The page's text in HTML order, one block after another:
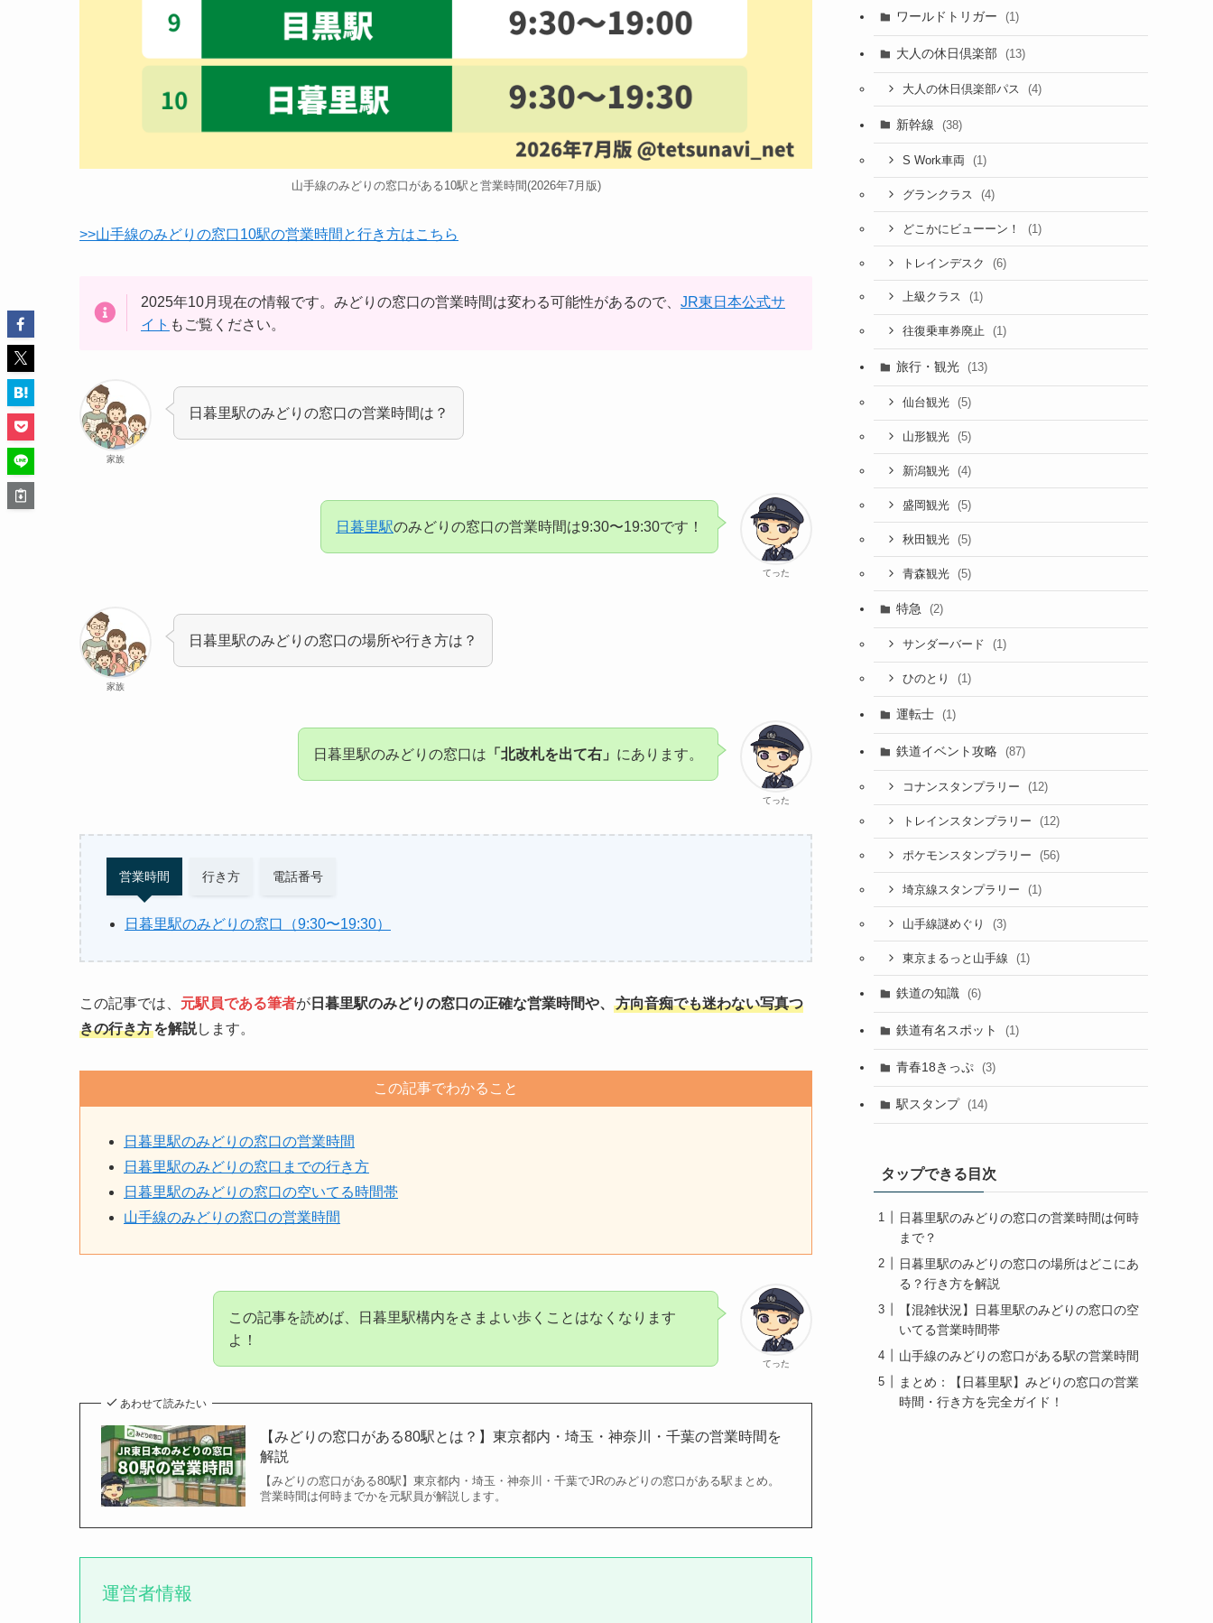
山手線のみどりの窓口がある10駅と営業時間(2026年7月版)
>>山手線のみどりの窓口10駅の営業時間と行き方はこちら
2025年10月現在の情報です。みどりの窓口の営業時間は変わる可能性があるので、 JR東日本公式サ
イト もご覧ください。
家族
日暮里駅のみどりの窓口の営業時間は？
てった
日暮里駅のみどりの窓口の営業時間は9:30〜19:30です！
家族
日暮里駅のみどりの窓口の場所や行き方は？
てった
日暮里駅のみどりの窓口は 「北改札を出て右」 にあります。
営業時間 行き方 電話番号
日暮里駅のみどりの窓口（9:30〜19:30）
この記事では、 元駅員である筆者が 日暮里駅のみどりの窓口の正確な営業時間や、
方向音痴でも迷わない写真つ
きの行き方を解説します。
この記事でわかること
日暮里駅のみどりの窓口の営業時間
日暮里駅のみどりの窓口までの行き方
日暮里駅のみどりの窓口の空いてる時間帯
山手線のみどりの窓口の営業時間
てった
この記事を読めば、日暮里駅構内をさまよい歩くことはなくなります
よ！
あわせて読みたい
【みどりの窓口がある80駅とは？】東京都内・埼玉・神奈川・千葉の営業時間を
解説
【みどりの窓口がある80駅】東京都内・埼玉・神奈川・千葉でJRのみどりの窓口がある駅まとめ。
営業時間は何時までかを元駅員が解説します。
運営者情報
ワールドトリガー (1)
大人の休日倶楽部 (13)
大人の休日倶楽部パス (4)
新幹線 (38)
S Work車両 (1)
グランクラス (4)
どこかにビューーン！ (1)
トレインデスク (6)
上級クラス (1)
往復乗車券廃止 (1)
旅行・観光 (13)
仙台観光 (5)
山形観光 (5)
新潟観光 (4)
盛岡観光 (5)
秋田観光 (5)
青森観光 (5)
特急 (2)
サンダーバード (1)
ひのとり (1)
運転士 (1)
鉄道イベント攻略 (87)
コナンスタンプラリー (12)
トレインスタンプラリー (12)
ポケモンスタンプラリー (56)
埼京線スタンプラリー (1)
山手線謎めぐり (3)
東京まるっと山手線 (1)
鉄道の知識 (6)
鉄道有名スポット (1)
青春18きっぷ (3)
駅スタンプ (14)
タップできる目次
日暮里駅のみどりの窓口の営業時間は何時
まで？
日暮里駅のみどりの窓口の場所はどこにあ
る？行き方を解説
【混雑状況】日暮里駅のみどりの窓口の空
いてる営業時間帯
山手線のみどりの窓口がある駅の営業時間
まとめ：【日暮里駅】みどりの窓口の営業
時間・行き方を完全ガイド！